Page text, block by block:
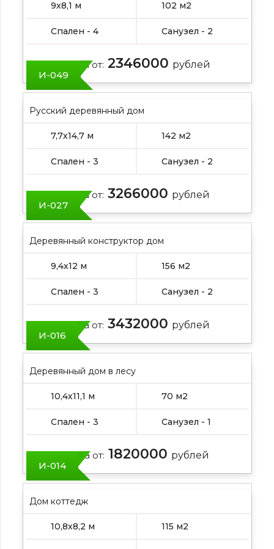
9х8,1 м 102 м2
Спален - 4 Санузел - 2
Цена от: 2346000 рублей
И-049
Русский деревянный дом
7,7х14,7 м 142 м2
Спален - 3 Санузел - 2
Цена от: 3266000 рублей
И-027
Деревянный конструктор дом
9,4х12 м 156 м2
Спален - 3 Санузел - 2
Цена от: 3432000 рублей
И-016
Деревянный дом в лесу
10,4х11,1 м 70 м2
Спален - 3 Санузел - 1
Цена от: 1820000 рублей
И-014
Дом коттедж
10,8х8,2 м 115 м2